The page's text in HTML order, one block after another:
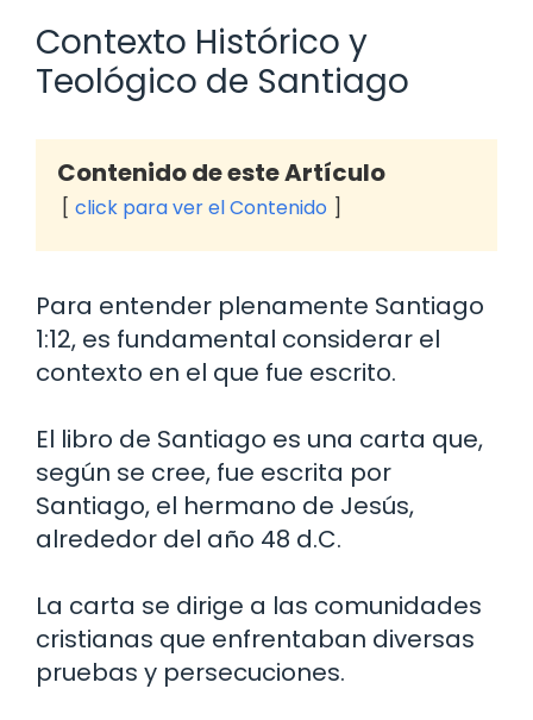
Contexto Histórico y
Teológico de Santiago
Contenido de este Artículo
click para ver el Contenido
Para entender plenamente Santiago
1:12, es fundamental considerar el
contexto en el que fue escrito.
El libro de Santiago es una carta que,
según se cree, fue escrita por
Santiago, el hermano de Jesús,
alrededor del año 48 d.C.
La carta se dirige a las comunidades
cristianas que enfrentaban diversas
pruebas y persecuciones.